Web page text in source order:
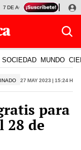
7 DE AGOSTO OLLANTA
SOCIEDAD MUNDO
27 May 2023 | 15:24 h
para
28 de